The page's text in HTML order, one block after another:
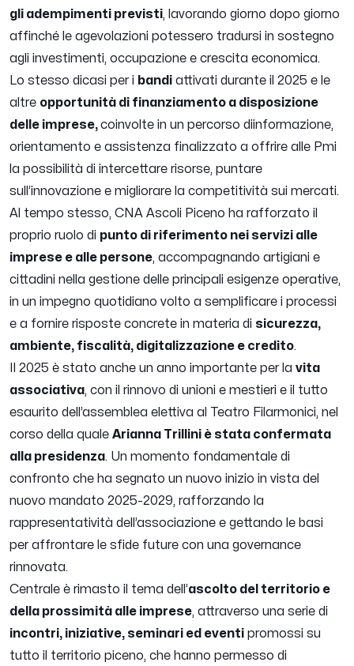
gli adempimenti previsti, lavorando giorno dopo giorno
affinché le agevolazioni potessero tradursi in sostegno
agli investimenti, occupazione e crescita economica.
Lo stesso dicasi per i bandi attivati durante il 2025 e le
altre opportunità di finanziamento a disposizione
delle imprese,coinvolte in un percorso diinformazione,
orientamento e assistenza finalizzato a offrire alle Pmi
la possibilità di intercettare risorse, puntare
sull’innovazione e migliorare la competitività sui mercati.
Al tempo stesso, CNA Ascoli Piceno ha rafforzato il
proprio ruolo di punto di riferimento nei servizi alle
imprese e alle persone, accompagnando artigiani e
cittadini nella gestione delle principali esigenze operative,
in un impegno quotidiano volto a semplificare i processi
e a fornire risposte concrete in materia di sicurezza,
ambiente, fiscalità, digitalizzazione e credito.
Il 2025 è stato anche un anno importante per la vita
associativa, con il rinnovo di unioni e mestieri e il tutto
esaurito dell’assemblea elettiva al Teatro Filarmonici, nel
corso della quale Arianna Trillini è stata confermata
alla presidenza. Un momento fondamentale di
confronto che ha segnato un nuovo inizio in vista del
nuovo mandato 2025-2029, rafforzando la
rappresentatività dell’associazione e gettando le basi
per affrontare le sfide future con una governance
rinnovata.
Centrale è rimasto il tema dell’ascolto del territorio e
della prossimità alle imprese, attraverso una serie di
incontri, iniziative, seminari ed eventi promossi su
tutto il territorio piceno, che hanno permesso di